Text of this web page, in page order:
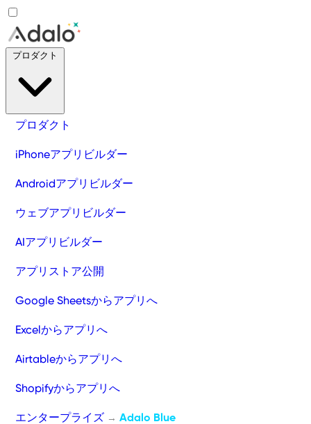
プロダクト
iPhoneアプリビルダー
Androidアプリビルダー
ウェブアプリビルダー
AIアプリビルダー
アプリストア公開
Google Sheetsからアプリへ
Excelからアプリへ
Airtableからアプリへ
Shopifyからアプリへ
エンタープライズ → Adalo Blue